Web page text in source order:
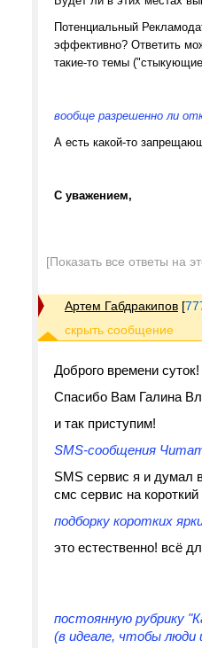
Потенциальный
эффективно? Ответить
такие-то темы
вообще разрешенно ли
А есть какой-то
С уважением,
[Показать все ответы на
Артем Габдракипов [
Доброго времени суток!
Спасибо Вам Галина
и так приступим!
SMS-сообщения
SMS сервис я и думал
смс сервис на
подборку коротких
это естественно! всё
постоянную рубрику
(в идеале, чтобы люди